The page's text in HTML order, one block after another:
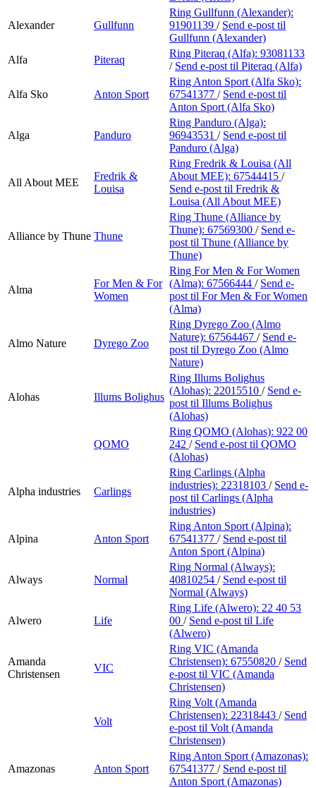
Alexander Gullfunn
Ring Gullfunn (Alexander):
91901139 / Send e-post til
Gullfunn (Alexander)
Alfa
Piteraq
Ring Piteraq (Alfa): 93081133
/ Send e-post til Piteraq (Alfa)
Alfa Sko Anton Sport
Ring Anton Sport (Alfa Sko):
67541377 / Send e-post til
Anton Sport (Alfa Sko)
Alga Panduro
Ring Panduro (Alga):
96943531 / Send e-post til
Panduro (Alga)
All About MEE
Fredrik &
Louisa
Ring Fredrik & Louisa (All
About MEE): 67544415 /
Send e-post til Fredrik &
Louisa (All About MEE)
Alliance by Thune Thune
Ring Thune (Alliance by
Thune): 67569300 / Send e-
post til Thune (Alliance by
Thune)
Alma
For Men & For
Women
Ring For Men & For Women
(Alma): 67566444 / Send e-
post til For Men & For Women
(Alma)
Almo Nature Dyrego Zoo
Ring Dyrego Zoo (Almo
Nature): 67564467 / Send e-
post til Dyrego Zoo (Almo
Nature)
Alohas Illums Bolighus
Ring Illums Bolighus
(Alohas): 22015510 / Send e-
post til Illums Bolighus
(Alohas)
QOMO
Ring QOMO (Alohas): 922 00
242 / Send e-post til QOMO
(Alohas)
Alpha industries Carlings
Ring Carlings (Alpha
industries): 22318103 / Send e-
post til Carlings (Alpha
industries)
Alpina Anton Sport
Ring Anton Sport (Alpina):
67541377 / Send e-post til
Anton Sport (Alpina)
Always Normal
Ring Normal (Always):
40810254 / Send e-post til
Normal (Always)
Alwero Life
Ring Life (Alwero): 22 40 53
00 / Send e-post til Life
(Alwero)
Amanda
Christensen
VIC
Ring VIC (Amanda
Christensen): 67550820 / Send
e-post til VIC (Amanda
Christensen)
Volt
Ring Volt (Amanda
Christensen): 22318443 / Send
e-post til Volt (Amanda
Christensen)
Amazonas Anton Sport
Ring Anton Sport (Amazonas):
67541377 / Send e-post til
Anton Sport (Amazonas)